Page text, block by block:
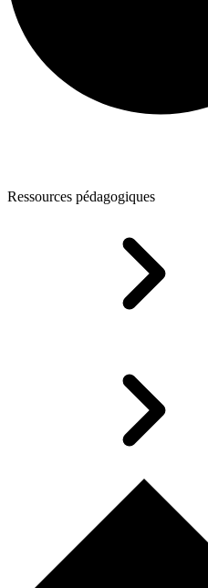
Ressources pédagogiques